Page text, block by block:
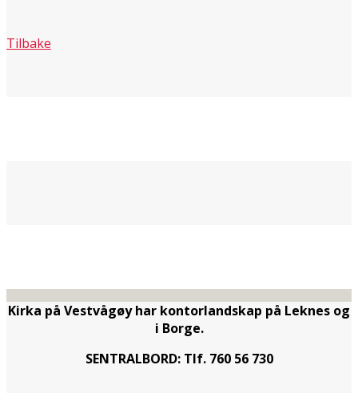
Tilbake
Kirka på Vestvågøy har kontorlandskap på Leknes og
i Borge.
SENTRALBORD: Tlf. 760 56 730